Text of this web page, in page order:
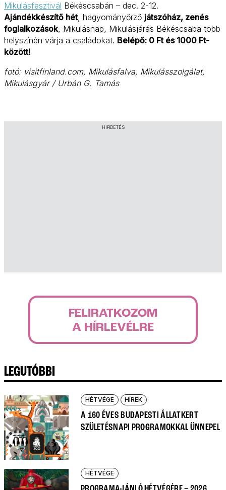
Mikulásfesztivál Békéscsabán – dec. 2-12.
Ajándékkészítő hét, hagyományőrző játszóház, zenés
foglalkozások, Mikulásnap, Mikulásjárás Békéscsaba több
helyszínén várja a családokat. Belépő: 0 Ft és 1000 Ft-
között!
fotó: visitfinland.com, Mikulásfalva, Mikulásszolgálat,
Mikulásgyár / Urbán G. Tamás
HIRDETÉS
FELIRATKOZOM
A HÍRLEVÉLRE
LEGUTÓBBI
HÉTVÉGE HÍREK
A 160 ÉVES BUDAPESTI ÁLLATKERT
SZÜLETÉSNAPI PROGRAMOKKAL ÜNNEPEL
HÉTVÉGE